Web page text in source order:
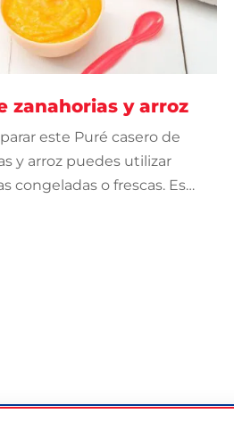
zanahorias y arroz
este Puré casero de
y arroz puedes utilizar
congeladas o frescas. Es